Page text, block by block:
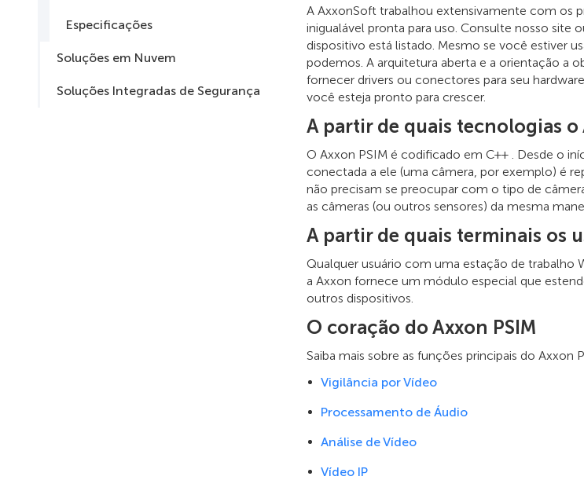
Especificações
Soluções em Nuvem
Soluções Integradas de Segurança
A AxxonSoft trabalhou extensivamente com os
inigualável pronta para uso. Consulte nosso
dispositivo está listado. Mesmo se você estiver
podemos. A arquitetura aberta e a orientação a
fornecer drivers ou conectores para seu
você esteja pronto para crescer.
A partir de quais tecnologias
O Axxon PSIM é codificado em C++ . Desde o
conectada a ele (uma câmera, por exemplo) é
não precisam se preocupar com o tipo de
as câmeras (ou outros sensores) da mesma
A partir de quais terminais os
Qualquer usuário com uma estação de trabalho
a Axxon fornece um módulo especial que
outros dispositivos.
O coração do Axxon PSIM
Saiba mais sobre as funções principais do Axxon
Vigilância por Vídeo
Processamento de Áudio
Análise de Vídeo
Vídeo IP